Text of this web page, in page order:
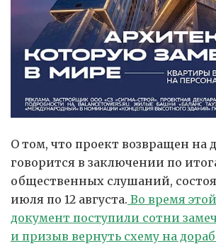
О том, что проект возвращен на
говорится в заключении по
общественных слушаний,
июля по 12 августа. Во время
документ поступили сотни
и призыв вернуть схему на